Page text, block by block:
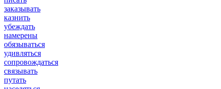
заказывать
казнить
убеждать
намерены
обязываться
удивляться
сопровождаться
связывать
путать